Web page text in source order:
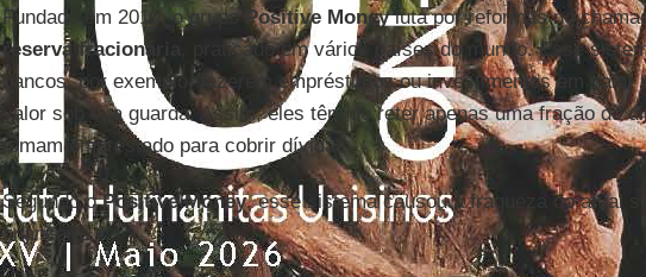
Fundado em 2010, o grupo Positive Moneyluta por reformas no
reserva fracionária
, praticado em vários países do mundo. Esse
bancos, por exemplo, fazerem empréstimos ou investimentos em valor
valor sob sua guarda. Assim, eles têm de reter apenas uma fração do
tomam emprestado para cobrir dívidas.
Segundo oPositive Money, esse sistema causou a fraqueza do atual
financeiro.